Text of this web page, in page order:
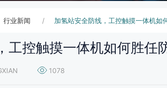
行业新闻 加氢站安全防线，工控触摸一体机如
工控触摸一体机如何胜任
1078